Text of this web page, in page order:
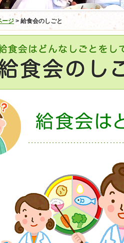
ージ > 給食会のしごと